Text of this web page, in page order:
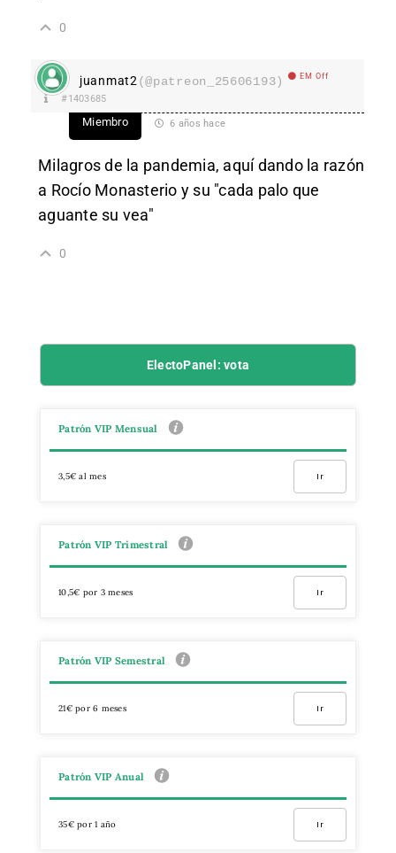
0
juanmat2(@patreon_25606193) EM Off
#1403685
Miembro 6 años hace
Milagros de la pandemia, aquí dando la razón
a Rocío Monasterio y su "cada palo que
aguante su vea"
0
ElectoPanel: vota
Patrón VIP Mensual
3,5€ al mes Ir
Patrón VIP Trimestral
10,5€ por 3 meses Ir
Patrón VIP Semestral
21€ por 6 meses Ir
Patrón VIP Anual
35€ por 1 año Ir